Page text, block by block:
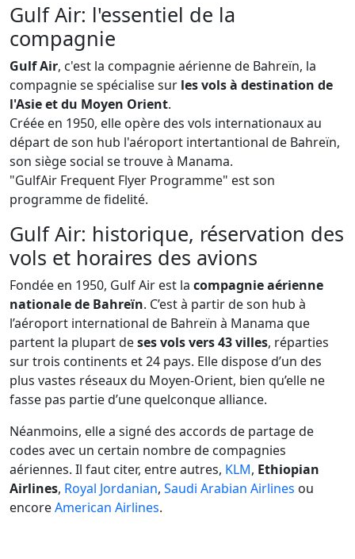
Gulf Air: l'essentiel de la
compagnie
Gulf Air, c'est la compagnie aérienne de Bahreïn, la
compagnie se spécialise sur les vols à destination de
l'Asie et du Moyen Orient.
Créée en 1950, elle opère des vols internationaux au
départ de son hub l'aéroport intertantional de Bahreïn,
son siège social se trouve à Manama.
"GulfAir Frequent Flyer Programme" est son
programme de fidelité.
Gulf Air: historique, réservation des
vols et horaires des avions
Fondée en 1950, Gulf Air est la compagnie aérienne
nationale de Bahreïn. C’est à partir de son hub à
l’aéroport international de Bahreïn à Manama que
partent la plupart deses vols vers 43 villes, réparties
sur trois continents et 24 pays. Elle dispose d’un des
plus vastes réseaux du Moyen-Orient, bien qu’elle ne
fasse pas partie d’une quelconque alliance.
Néanmoins, elle a signé des accords de partage de
codes avec un certain nombre de compagnies
aériennes. Il faut citer, entre autres, KLM, Ethiopian
Airlines, Royal Jordanian, Saudi Arabian Airlines ou
encoreAmerican Airlines.